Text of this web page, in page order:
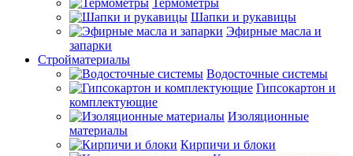
Термометры
Шапки и рукавицы
Эфирные масла и
запарки
Стройматериалы
Водосточные системы
Гипсокартон и
комплектующие
Изоляционные
материалы
Кирпичи и блоки